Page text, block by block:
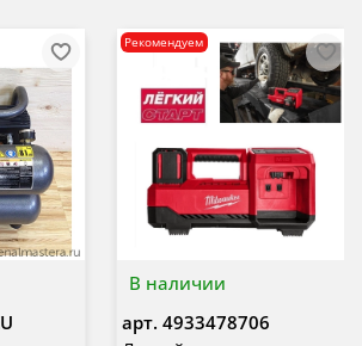
В наличии
Рекомендуем
арт. 4933478706